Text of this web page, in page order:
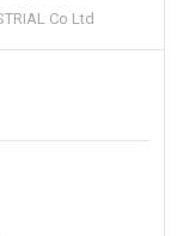
Co Ltd